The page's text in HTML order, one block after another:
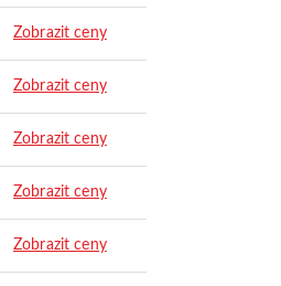
Zobrazit ceny
Zobrazit ceny
Zobrazit ceny
Zobrazit ceny
Zobrazit ceny